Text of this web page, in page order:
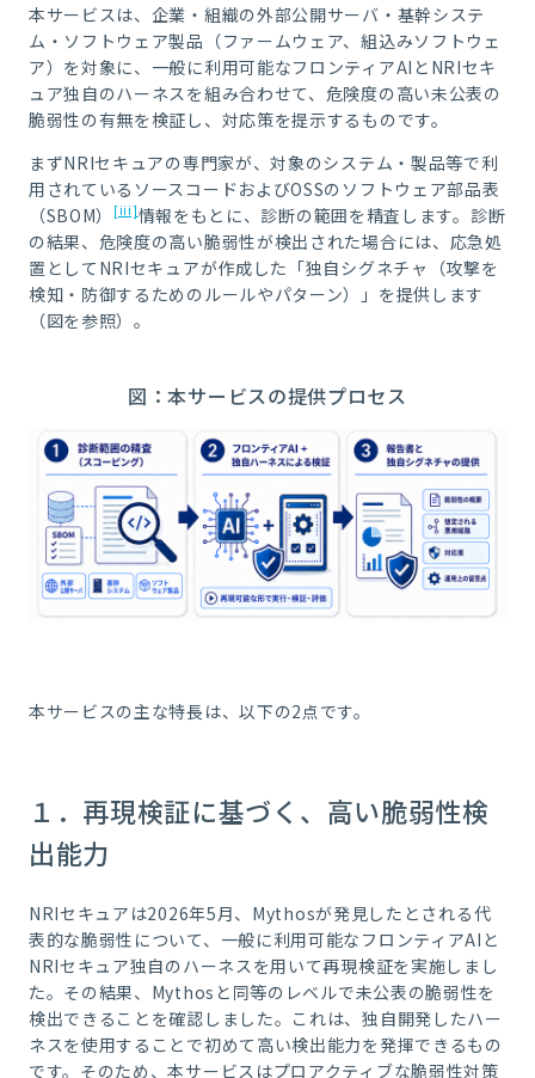
本サービスは、企業・組織の外部公開サーバ・基幹システ
ム・ソフトウェア製品（ファームウェア、組込みソフトウェ
ア）を対象に、一般に利用可能なフロンティアAIとNRIセキ
ュア独自のハーネスを組み合わせて、危険度の高い未公表の
脆弱性の有無を検証し、対応策を提示するものです。
まずNRIセキュアの専門家が、対象のシステム・製品等で利
用されているソースコードおよびOSSのソフトウェア部品表
（SBOM）
[iii]情報をもとに、診断の範囲を精査します。診断
の結果、危険度の高い脆弱性が検出された場合には、応急処
置としてNRIセキュアが作成した「独自シグネチャ
（攻撃を
検知・防御するためのルールやパターン）」を提供します
（図を参照）。
図：本サービスの提供プロセス
本サービスの主な特長は、以下の2点です。
１．再現検証に基づく、高い脆弱性検
出能力
NRIセキュアは2026年5月、Mythosが発見したとされる代
表的な脆弱性について、一般に利用可能なフロンティアAIと
NRIセキュア独自のハーネスを用いて再現検証を実施しまし
た。その結果、Mythosと同等のレベルで未公表の脆弱性を
検出できることを確認しました。これは、独自開発したハー
ネスを使用することで初めて高い検出能力を発揮できるもの
です。そのため、本サービスはプロアクティブな脆弱性対策